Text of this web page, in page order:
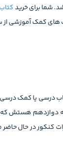
شما برای خرید
های کمک آموزشی از
درسی یا کمک
دوازدهم هستش
کنکور در حال